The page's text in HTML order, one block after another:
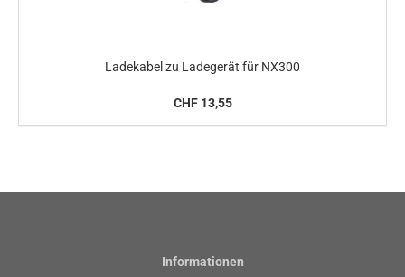
Ladekabel zu Ladegerät für NX300
CHF 13,55
Informationen